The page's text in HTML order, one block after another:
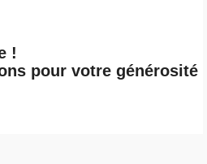
!
pour votre générosité